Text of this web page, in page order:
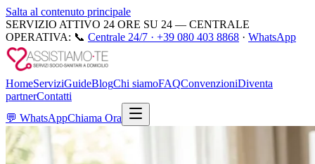
Salta al contenuto principale
SERVIZIO ATTIVO 24 ORE SU 24 — CENTRALE
OPERATIVA: 📞 Centrale 24/7 · +39 080 403 8868 · WhatsApp
HomeServiziGuideBlogChi siamoFAQConvenzioniDiventa
partnerContatti
💬 WhatsAppChiama Ora